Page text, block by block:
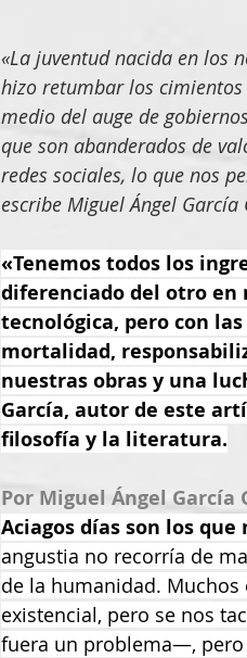
«La juventud nacida en los
hizo retumbar los
medio del auge de
que son abanderados de
redes sociales, lo que nos
escribe Miguel Ángel García
«Tenemos todos los
diferenciado del otro en
tecnológica, pero con
mortalidad,
nuestras obras y una
García, autor de este
filosofía y la literatura.
Por Miguel Ángel García
Aciagos días son los
angustia no recorría de
de la humanidad.
existencial, pero se nos
fuera un problema—, pero